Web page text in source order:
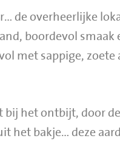
de overheerlijke
boordevol
met sappige, zoete
bij het ontbijt, door
het bakje… deze